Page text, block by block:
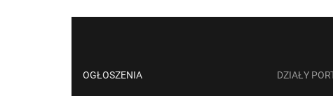
OGŁOSZENIA DZIAŁY